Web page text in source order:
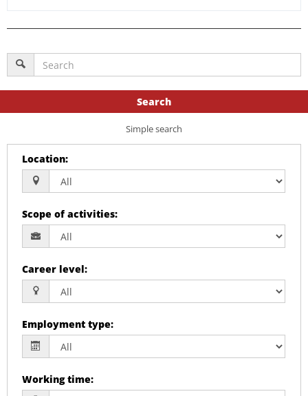
Search
Simple search
Location:
Scope of activities:
Career level:
Employment type:
Working time: